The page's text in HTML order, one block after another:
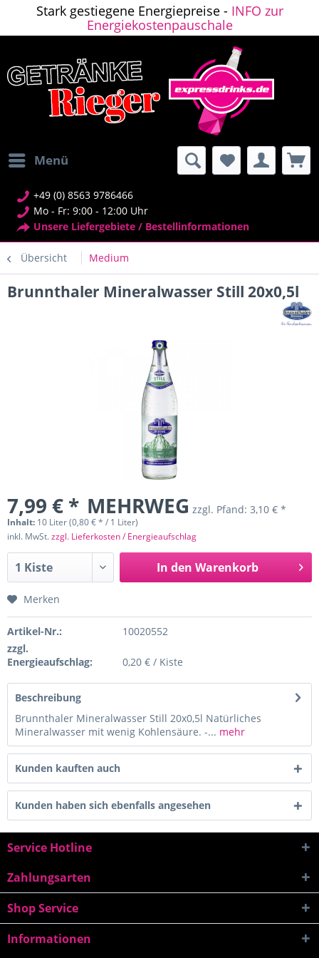
Stark gestiegene Energiepreise - INFO zur
Energiekostenpauschale
Menü
+49 (0) 8563 9786466
Mo - Fr: 9:00 - 12:00 Uhr
Unsere Liefergebiete / Bestellinformationen
Übersicht Medium
Brunnthaler Mineralwasser Still 20x0,5l
7,99 € * MEHRWEG zzgl. Pfand: 3,10 € *
Inhalt: 10 Liter (0,80 € * / 1 Liter)
inkl. MwSt.zzgl. Lieferkosten / Energieaufschlag
In den Warenkorb
Merken
Artikel-Nr.:
10020552
zzgl.
Energieaufschlag:
0,20 € / Kiste
Beschreibung
Brunnthaler Mineralwasser Still 20x0,5l Natürliches
Mineralwasser mit wenig Kohlensäure. -... mehr
Kunden kauften auch
Kunden haben sich ebenfalls angesehen
Service Hotline
Zahlungsarten
Shop Service
Informationen